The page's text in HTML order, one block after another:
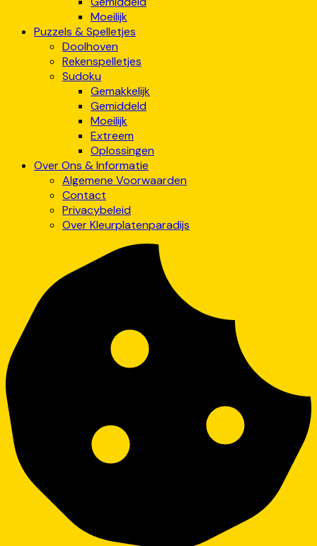
Moeilijk
Puzzels & Spelletjes
Doolhoven
Rekenspelletjes
Sudoku
Gemakkelijk
Gemiddeld
Moeilijk
Extreem
Oplossingen
Over Ons & Informatie
Algemene Voorwaarden
Contact
Privacybeleid
Over Kleurplatenparadijs